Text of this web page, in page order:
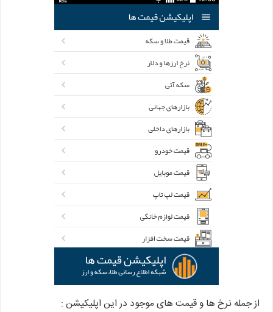
از جمله نرخ ها و قیمت های موجود در این اپلیکیشن :